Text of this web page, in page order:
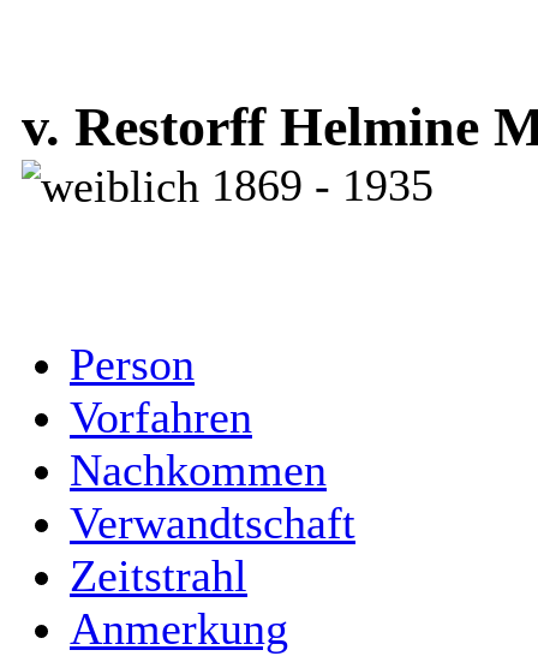
v. Restorff Helmine
1869 - 1935
Person
Vorfahren
Nachkommen
Verwandtschaft
Zeitstrahl
Anmerkung